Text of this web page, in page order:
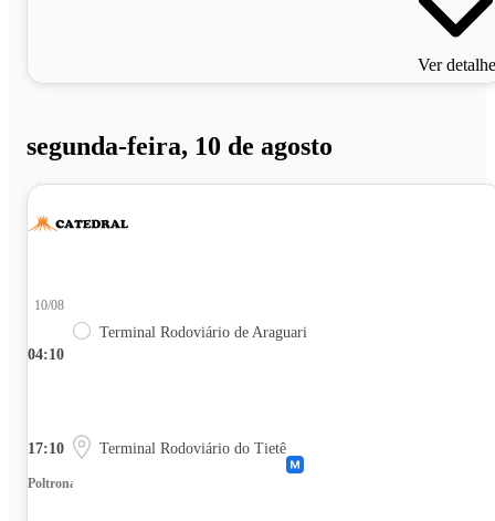
Ver
segunda-feira, 10 de agosto
04:10
10/08
Terminal Rodoviário de Araguari
17:10 Terminal Rodoviário do Tietê
Poltrona